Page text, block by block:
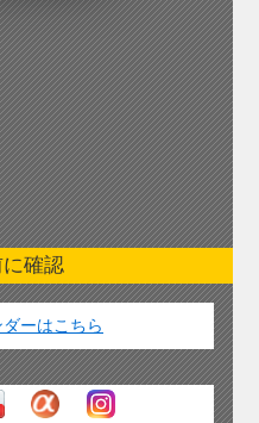
確認
ーはこちら